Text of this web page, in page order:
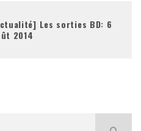
Les sorties BD: 6
2014